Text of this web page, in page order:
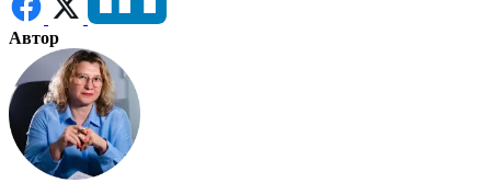
Автор